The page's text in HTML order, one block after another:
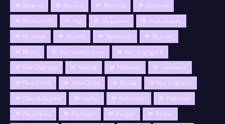
Meerut
Mexico Morena
Moscow
Motivation
mp Mugawali
mukulsaray
Mumbai
Mumbi Mumnbai
Murder
Music
Narmadapuram
Narsinghgarh
Narsinghpur
Nashik National
neemach
New Dehli
New Delhi Noida
Nursinghpur
Obaidullaganj
outfits Pakistaan
Pakistan
Panchkula
Panipath Panjab
Panna